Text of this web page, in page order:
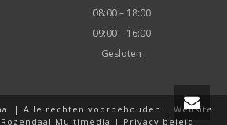
08:00 – 18:00
09:00 – 16:00
Gesloten
| Alle rechten voorbehouden | Website
Rozendaal Multimedia | Privacy beleid